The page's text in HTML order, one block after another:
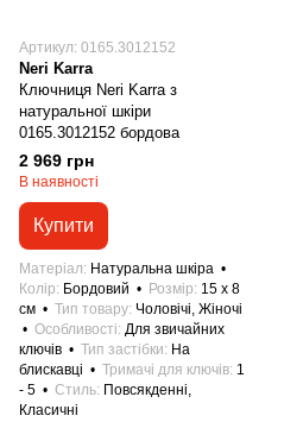
Артикул: 0165.3012152
Neri Karra
Ключниця Neri Karra з
натуральної шкіри
0165.3012152 бордова
2 969 грн
В наявності
Купити
Матеріал
Натуральна шкіра
Колір
Бордовий Розмір 15 x 8
см
Тип товару Чоловічі, Жіночі
Особливості Для звичайних
ключів
Тип застібки
На
блискавці
Тримачі для ключів 1
- 5
Стиль Повсякденні,
Класичні